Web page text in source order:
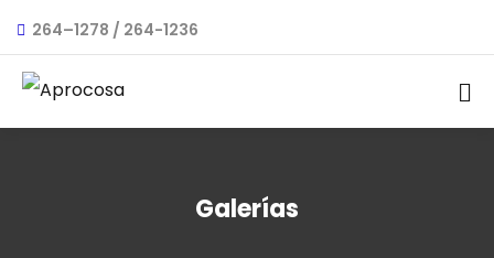
264–1278 / 264-1236
Galerías